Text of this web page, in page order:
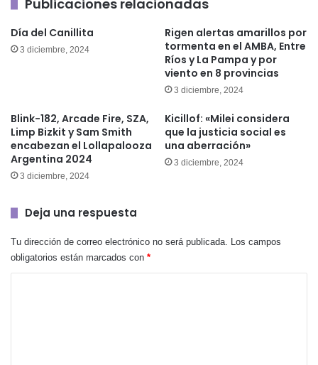
Publicaciones relacionadas
Día del Canillita
3 diciembre, 2024
Rigen alertas amarillos por
tormenta en el AMBA, Entre
Ríos y La Pampa y por
viento en 8 provincias
3 diciembre, 2024
Blink-182, Arcade Fire, SZA,
Limp Bizkit y Sam Smith
encabezan el Lollapalooza
Argentina 2024
3 diciembre, 2024
Kicillof: «Milei considera
que la justicia social es
una aberración»
3 diciembre, 2024
Deja una respuesta
Tu dirección de correo electrónico no será publicada. Los campos
obligatorios están marcados con *